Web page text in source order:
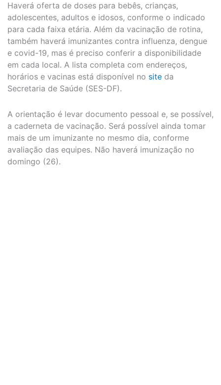
Haverá oferta de doses para bebês, crianças,
adolescentes, adultos e idosos, conforme o indicado
para cada faixa etária. Além da vacinação de rotina,
também haverá imunizantes contra influenza, dengue
e covid-19, mas é preciso conferir a disponibilidade
em cada local. A lista completa com endereços,
horários e vacinas está disponível no site da
Secretaria de Saúde (SES-DF).
A orientação é levar documento pessoal e, se possível,
a caderneta de vacinação. Será possível ainda tomar
mais de um imunizante no mesmo dia, conforme
avaliação das equipes. Não haverá imunização no
domingo (26).